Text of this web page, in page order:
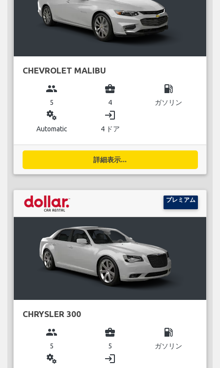
CHEVROLET MALIBU
group
5
business_center
4
local_gas_station
ガソリン
miscellaneous_services
Automatic
login
4 ドア
詳細表示...
プレミアム
CHRYSLER 300
group
5
business_center
5
local_gas_station
ガソリン
miscellaneous_services login